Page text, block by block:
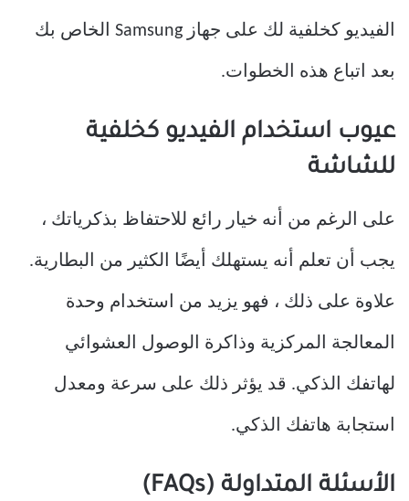
الفيديو كخلفية لك على جهاز Samsung الخاص بك
بعد اتباع هذه الخطوات.
عيوب استخدام الفيديو كخلفية
للشاشة
على الرغم من أنه خيار رائع للاحتفاظ بذكرياتك ،
يجب أن تعلم أنه يستهلك أيضًا الكثير من البطارية.
علاوة على ذلك ، فهو يزيد من استخدام وحدة
المعالجة المركزية وذاكرة الوصول العشوائي
لهاتفك الذكي. قد يؤثر ذلك على سرعة ومعدل
استجابة هاتفك الذكي.
الأسئلة المتداولة (FAQs)